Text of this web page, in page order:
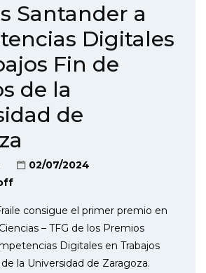
Santander a
Digitales
Fin de
de la
de
02/07/2024
consigue el primer premio en
– TFG de los Premios
Digitales en Trabajos
la Universidad de Zaragoza.